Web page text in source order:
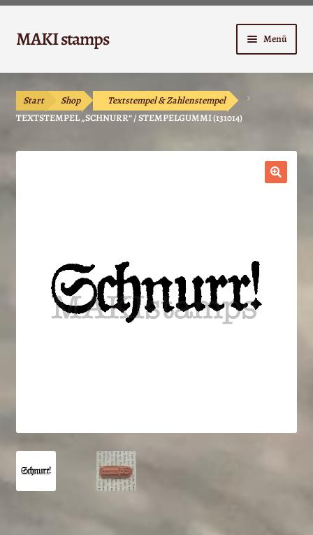
Zur
Navigation
Zum
Inhalt
MAKI stamps Menü
Shop
Warenkorb
Anleitungen
Start Shop
Textstempel & Zahlenstempel
TEXTSTEMPEL „SCHNURR“ / STEMPELGUMMI (131014)